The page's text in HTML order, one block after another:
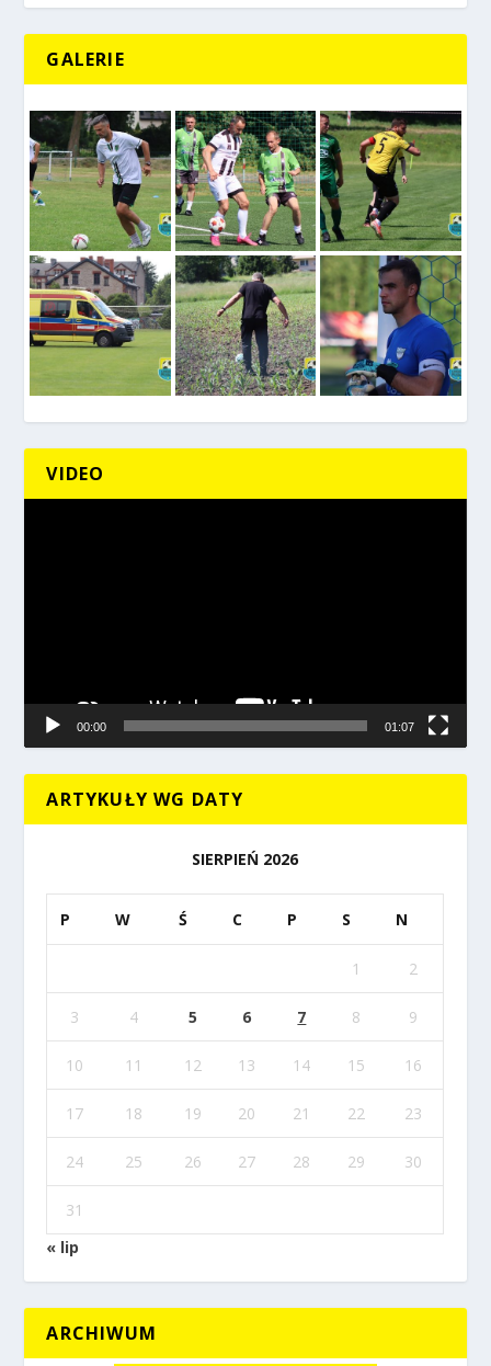
GALERIE
VIDEO
00:00 01:07
ARTYKUŁY WG DATY
SIERPIEŃ 2026
P W Ś C P S N
1 2
3 4 5 6 7 8 9
10 11 12 13 14 15 16
17 18 19 20 21 22 23
24 25 26 27 28 29 30
31
« lip
ARCHIWUM